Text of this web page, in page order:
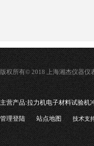
版权所有© 2018 上海湘杰仪器仪
主营产品:拉力机电子材料试验机
管理登陆 站点地图 技术支